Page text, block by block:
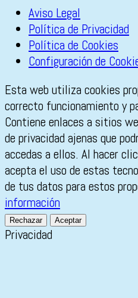
Aviso Legal
Política de Privacidad
Política de Cookies
Configuración de
Esta web utiliza cookies
correcto funcionamiento y
Contiene enlaces a sitios
de privacidad ajenas que
accedas a ellos. Al hacer
acepta el uso de estas
de tus datos para estos
información
Rechazar Aceptar
Privacidad